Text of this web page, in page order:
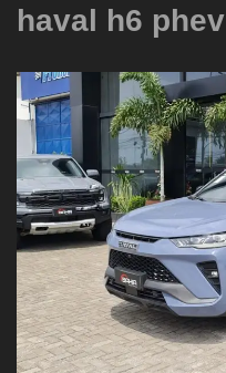
haval h6 phev